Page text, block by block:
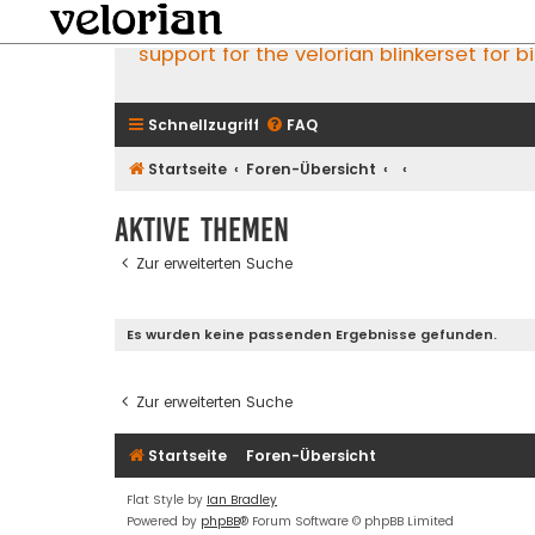
support for the velorian blinkerset for
Schnellzugriff FAQ
Startseite Foren-Übersicht
Aktive Themen
Zur erweiterten Suche
Es wurden keine passenden Ergebnisse gefunden.
Zur erweiterten Suche
Startseite Foren-Übersicht
Flat Style by Ian Bradley
Powered by phpBB® Forum Software © phpBB Limited